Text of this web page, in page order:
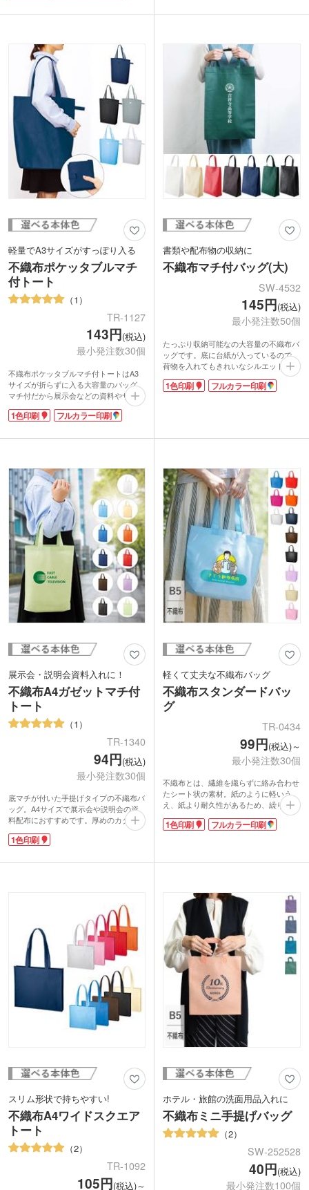
で、SDGsを意識したノベルティをお手
フルカラーで名入れできます。印刷範囲
が大きいので、PR効果の高いノベルテ
ィが製作できますよ。展示会やオープン
キャンパスでの資料配布にお役立てくだ
さい。
軽量でA3サイズがすっぽり入る
不織布ポケッタブルマチ
付トート
1
TR-1127
143円(税込)
最小発注数30個
不織布ポケッタブルマチ付トートはA3
サイズが折らずに入る大容量のバッグ。
マチ付だから展示会などの資料やサンプ
ルを配るのに最適です。折りたたみ方は
シンプルで、畳んだら面テープを留める
軽くて丈夫な不織布素材なので、お買い
ラー転写印刷が可能です。印刷範囲が広
くシンプルなデザインに名入れが映えま
す。アパレルのショップバッグやイベン
トのノベルティとしてご活用ください。
1色印刷 フルカラー印刷
書類や配布物の収納に
不織布マチ付バッグ(大)
SW-4532
145円(税込)
最小発注数50個
たっぷり収納可能なの大容量の不織布バ
ッグです。底に台紙が入っているので、
荷物を入れてもきれいなシルエットにま
とまります。持ち手短めの手提げタイ
プ。縦長でB4サイズの書類や資料が余裕
1色印刷 フルカラー印刷
展示会・説明会資料入れに！
不織布A4ガゼットマチ付
トート
1
TR-1340
94円(税込)
最小発注数30個
底マチが付いた手提げタイプの不織布バ
ッグ。A4サイズで展示会や説明会の資
料配布におすすめです。厚めのカタログ
も入れやすい約70mmのマチ付き。
豊富なカラー展開で企業や学校のイメー
れ印刷で会社ロゴや学校名を入れたオリ
1色印刷
軽くて丈夫な不織布バッグ
不織布スタンダードバッ
グ
TR-0434
99円(税込)～
最小発注数30個
不織布とは、繊維を織らずに絡み合わせ
たシート状の素材。紙のように軽いう
え、紙より耐久性があるため、繰り返し
使えるエコ素材として人気です。不織布
スタンダードバッグは、使うシーンを選
1色印刷 フルカラー印刷
スリム形状で持ちやすい!
不織布A4ワイドスクエア
トート
2
TR-1092
105円(税込)～
ホテル・旅館の洗面用品入れに
不織布ミニ手提げバッグ
2
SW-252528
40円(税込)
最小発注数100個